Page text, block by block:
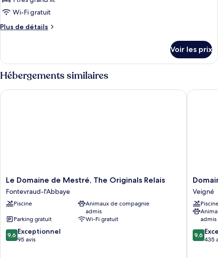
de
chambre :
Chambre
de
Miel
Wi-Fi gratuit
Plus de détails
Plus
le
type
de
Chambre
Voir les prix
Hébergements similaires
Le
Domaine
de
Mestré,
Originals
Relais
Fontevraud-
Le Domaine de Mestré, The Originals Relais
Fontevraud-l'Abbaye
Piscine
Animaux de compagnie
admis
Parking gratuit
Wi-Fi gratuit
9.6
sur
9,6 Exceptionnel
95 avis
Le Domaine de Mestré, The Originals Relais
de
la
Veigné
Veigné
admis
9.6
sur
9,6
435